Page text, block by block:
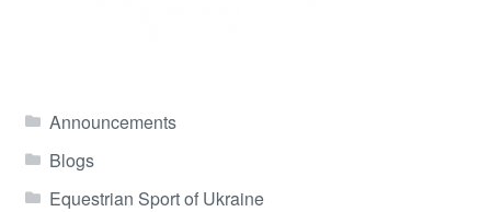
Announcements
Blogs
Equestrian Sport of Ukraine